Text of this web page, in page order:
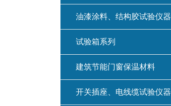
油漆涂料、结构胶试验仪器
试验箱系列
建筑节能门窗保温材料
开关插座、电线缆试验仪器